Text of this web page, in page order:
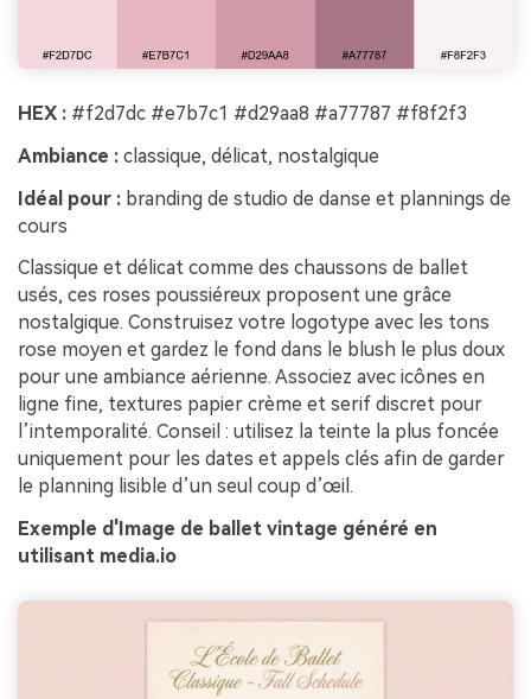
HEX : #f2d7dc #e7b7c1 #d29aa8 #a77787 #f8f2f3
Ambiance : classique, délicat, nostalgique
Idéal pour : branding de studio de danse et plannings de
cours
Classique et délicat comme des chaussons de ballet
usés, ces roses poussiéreux proposent une grâce
nostalgique. Construisez votre logotype avec les tons
rose moyen et gardez le fond dans le blush le plus doux
pour une ambiance aérienne. Associez avec icônes en
ligne fine, textures papier crème et serif discret pour
l’intemporalité. Conseil : utilisez la teinte la plus foncée
uniquement pour les dates et appels clés afin de garder
le planning lisible d’un seul coup d’œil.
Exemple d'Image de ballet vintage généré en
utilisant media.io